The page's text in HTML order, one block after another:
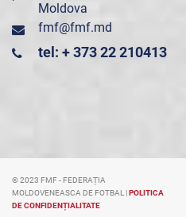
Moldova
fmf@fmf.md
tel: + 373 22 210413
© 2023 FMF - FEDERAȚIA
MOLDOVENEASCA DE FOTBAL |POLITICA
DE CONFIDENȚIALITATE